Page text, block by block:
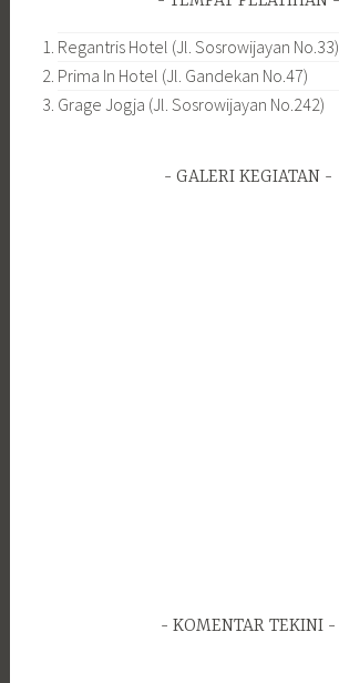
Regantris Hotel (Jl. Sosrowijayan No.33)
Prima In Hotel (Jl. Gandekan No.47)
Grage Jogja (Jl. Sosrowijayan No.242)
GALERI KEGIATAN
KOMENTAR TEKINI